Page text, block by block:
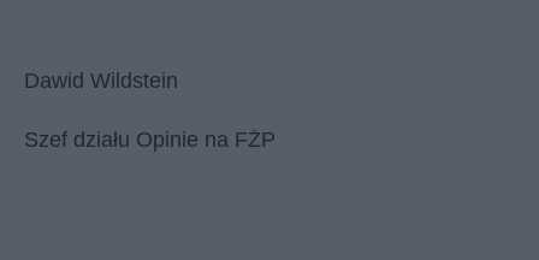
Dawid Wildstein
Szef działu Opinie na FŻP